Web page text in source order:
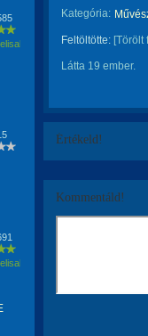
Kategória:
Feltöltötte: [Törölt
Látta 19 ember.
Értékeld!
Kommentáld!